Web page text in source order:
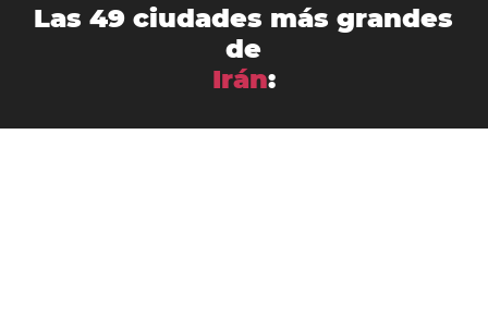
Las 49 ciudades más grandes
de
Irán: